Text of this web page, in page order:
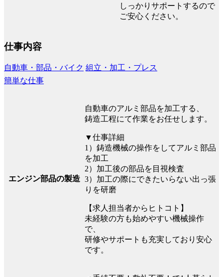
しっかりサポートするので
ご安心ください。
仕事内容
自動車・部品・バイク 組立・加工・プレス
簡単な仕事
エンジン部品の製造
自動車のアルミ部品を加工する、
鋳造工程にて作業をお任せします。
▼仕事詳細
1）鋳造機械の操作をしてアルミ部品
を加工
2）加工後の部品を目視検査
3）加工の際にできたいらない出っ張
りを研磨
【求人担当者からヒトコト】
未経験の方も始めやすい機械操作
で、
研修やサポートも充実しており安心
です。